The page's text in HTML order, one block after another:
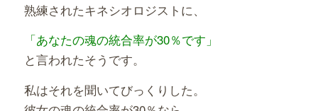
熟練されたキネシオロジストに、
「あなたの魂の統合率が30％です」
と言われたそうです。
私はそれを聞いてびっくりした。